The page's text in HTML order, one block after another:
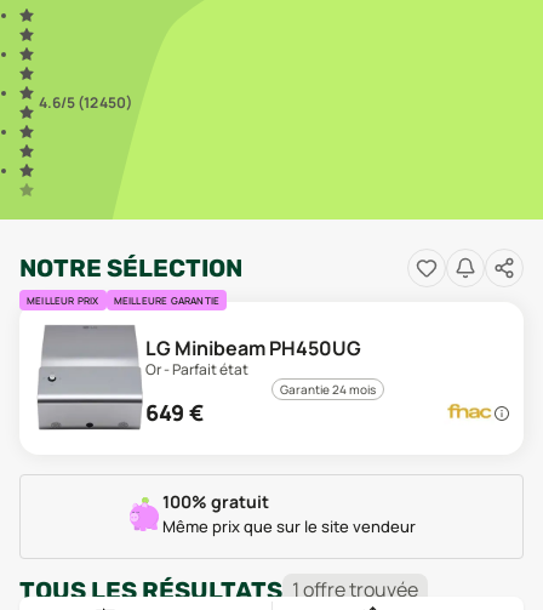
4.6/5 (12 450)
NOTRE SÉLECTION
MEILLEUR PRIX MEILLEURE GARANTIE
LG Minibeam PH450UG
Or - Parfait état
Garantie 24 mois
649 €
100% gratuit
Même prix que sur le site vendeur
TOUS LES RÉSULTATS 1offretrouvée